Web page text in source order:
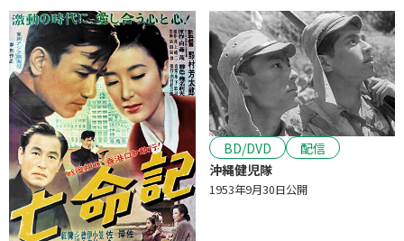
BD/DVD
配信
沖縄健児隊
1953年9月30日公開